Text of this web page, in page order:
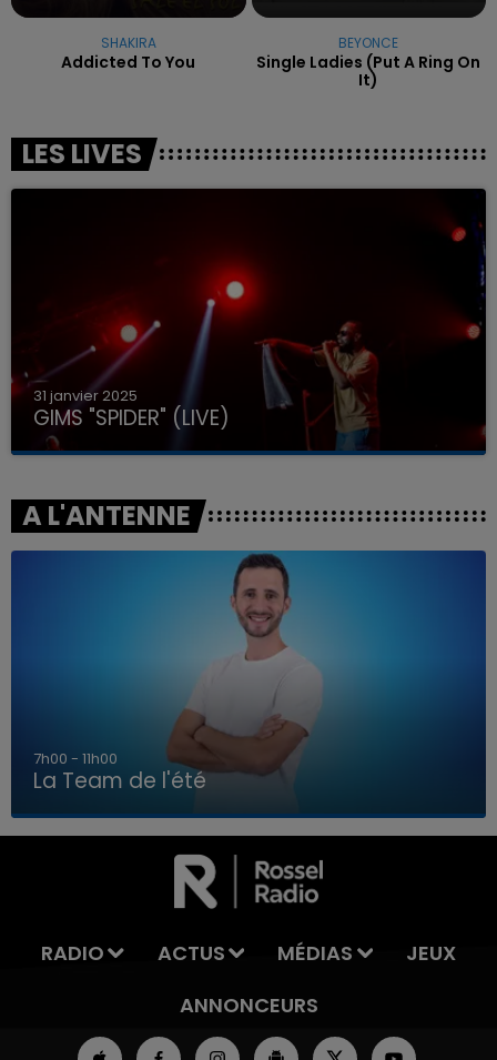
LA TEAM DE L'ÉTÉ
SHAKIRA
Addicted To You
BEYONCE
Single Ladies (put A Ring On
It)
LES LIVES
31 janvier 2025
GIMS "SPIDER" (LIVE)
A L'ANTENNE
7h00 - 11h00
La Team de l'été
RADIO ACTUS MÉDIAS
JEUX
ANNONCEURS